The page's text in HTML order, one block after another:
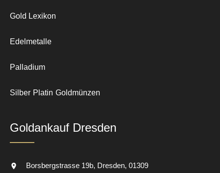
Gold Lexikon
Edelmetalle
Palladium
Silber Platin Goldmünzen
Goldankauf Dresden
Borsbergstrasse 19b Dresden 01309